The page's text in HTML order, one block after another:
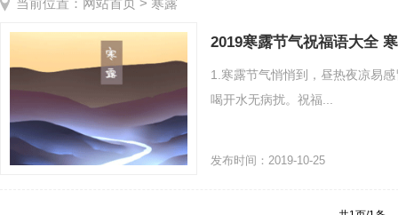
当前位置： 网站首页 > 寒露
2019寒露节气祝福语大全
1.寒露节气悄悄到，昼热夜凉易
喝开水无病扰。祝福...
发布时间：2019-10-25